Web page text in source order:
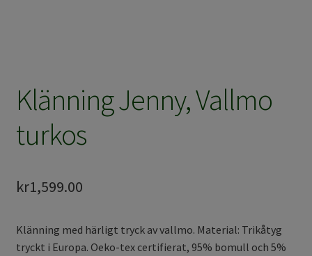
Klänning Jenny, Vallmo
turkos
kr1,599.00
Klänning med härligt tryck av vallmo. Material: Trikåtyg
tryckt i Europa. Oeko-tex certifierat, 95% bomull och 5%